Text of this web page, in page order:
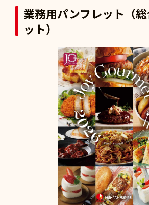
業務用パンフレット（
ット）